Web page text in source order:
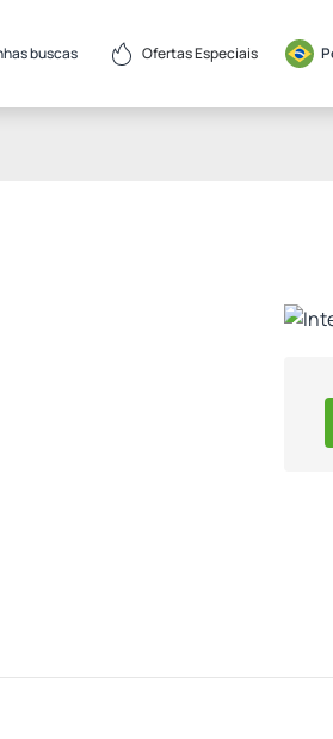
buscas Ofertas Especiais